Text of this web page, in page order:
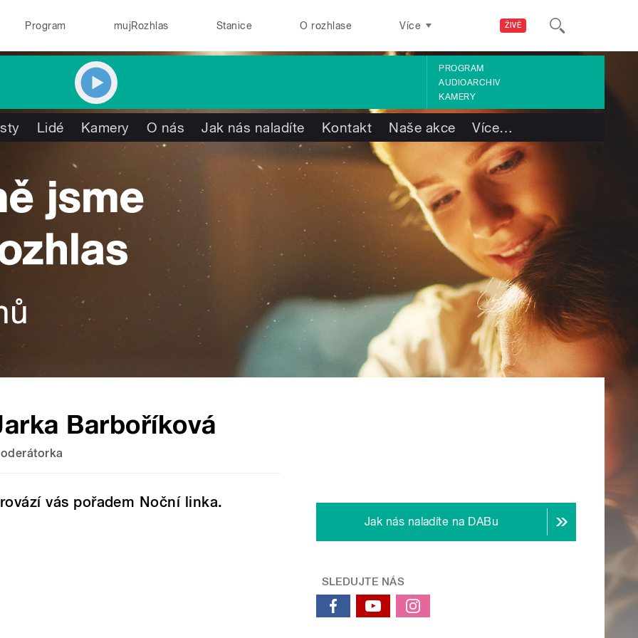
ŽIVĚ
Program mujRozhlas Stanice O rozhlase Více
PROGRAM
AUDIOARCHIV
KAMERY
Lidé Kamery O nás Jak nás naladíte Kontakt Naše akce Více…
Barboříková
vás pořadem Noční linka.
Jak nás naladíte na DABu
SLEDUJTE NÁS